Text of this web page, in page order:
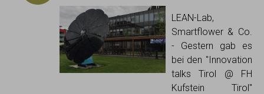
LEAN-Lab,
Smartflower & Co.
- Gestern gab es
bei den "Innovation
talks Tirol @ FH
Kufstein Tirol"